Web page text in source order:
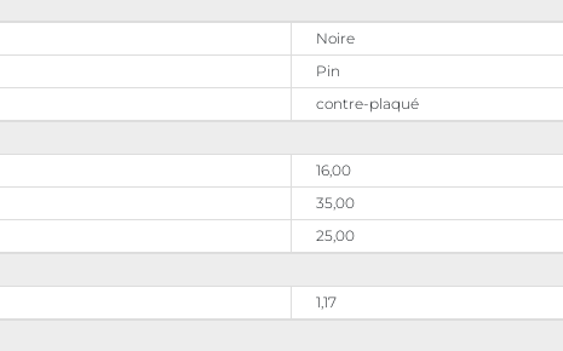
Noire
Pin
contre-plaqué
16,00
35,00
25,00
1,17